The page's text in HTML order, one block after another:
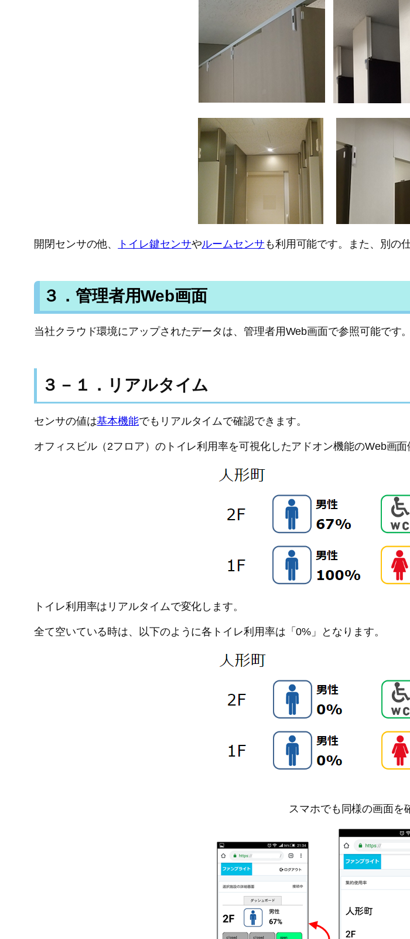
開閉センサの他、 トイレ鍵センサやルームセンサ も利用可能です。また、別の
３．管理者用Web画面
当社クラウド環境にアップされたデータは、管理者用Web画面で参照可能です。
３－１．リアルタイム
センサの値は基本機能でもリアルタイムで確認できます。
オフィスビル（2フロア）のトイレ利用率を可視化したアドオン機能のWeb画面
トイレ利用率はリアルタイムで変化します。
全て空いている時は、以下のように各トイレ利用率は「0%」となります。
スマホでも同様の画面を